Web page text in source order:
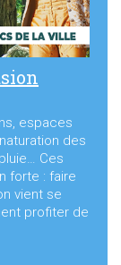
espaces
des
Ces
forte : faire
vient se
profiter de